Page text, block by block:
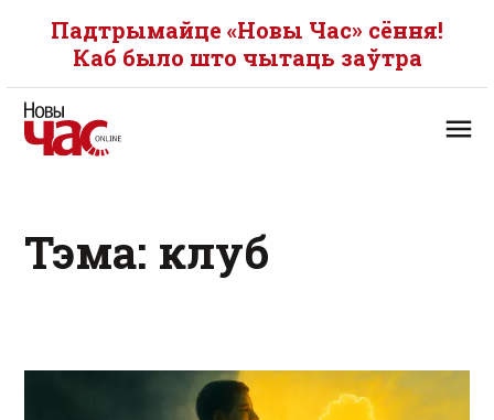
Падтрымайце «Новы Час» сёння!
Каб было што чытаць заўтра
Тэма: клуб